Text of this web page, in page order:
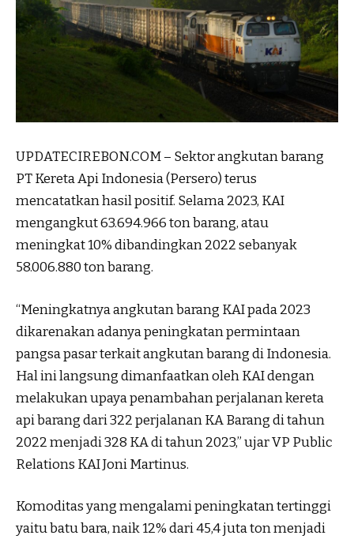
UPDATECIREBON.COM – Sektor angkutan barang
PT Kereta Api Indonesia (Persero) terus
mencatatkan hasil positif. Selama 2023, KAI
mengangkut 63.694.966 ton barang, atau
meningkat 10% dibandingkan 2022 sebanyak
58.006.880 ton barang.
“Meningkatnya angkutan barang KAI pada 2023
dikarenakan adanya peningkatan permintaan
pangsa pasar terkait angkutan barang di Indonesia.
Hal ini langsung dimanfaatkan oleh KAI dengan
melakukan upaya penambahan perjalanan kereta
api barang dari 322 perjalanan KA Barang di tahun
2022 menjadi 328 KA di tahun 2023,” ujar VP Public
Relations KAI Joni Martinus.
Komoditas yang mengalami peningkatan tertinggi
yaitu batu bara, naik 12% dari 45,4 juta ton menjadi